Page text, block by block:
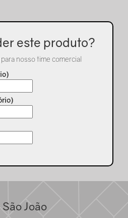
este produto?
nosso time comercial
João